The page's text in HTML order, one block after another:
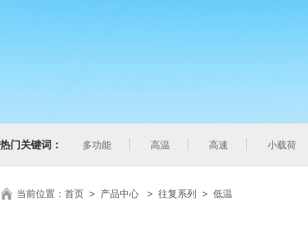
热门关键词： 多功能 高温 高速 小载荷
当前位置： 首页 > 产品中心 > 往复系列 > 低温